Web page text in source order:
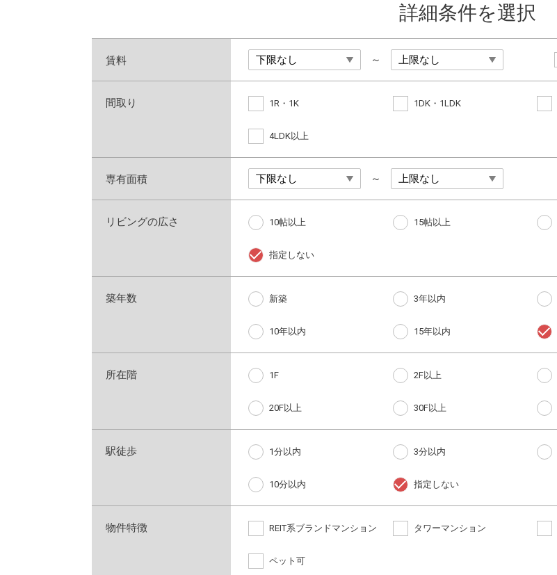
詳細条件を選択
賃料 ～
間取り 1R・1K 1DK・1LDK
4LDK以上
専有面積 ～
リビングの広さ 10帖以上 15帖以上
指定しない
築年数 新築 3年以内
10年以内 15年以内
所在階 1F 2F以上
20F以上 30F以上
駅徒歩 1分以内 3分以内
10分以内 指定しない
物件特徴 REIT系ブランドマンション タワーマンション
ペット可